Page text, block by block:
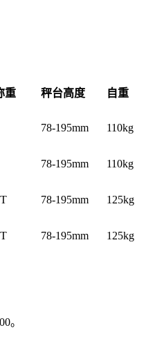
重 秤台高度 自重
78-195mm 110kg
78-195mm 110kg
78-195mm 125kg
78-195mm 125kg
。